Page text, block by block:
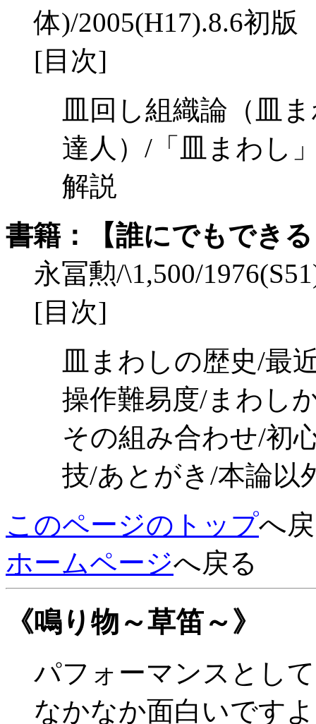
体)/2005(H17).8.6初版
[目次]
皿回し組織論（皿
達人）/「皿まわし
解説
書籍：【誰にでもでき
永冨勲/\1,500/
[目次]
皿まわしの歴史/最
操作難易度/まわし
その組み合わせ/初
技/あとがき/本論以
このページのトップへ
ホームページへ戻る
《鳴り物～草笛～》
パフォーマンスとし
なかなか面白いです